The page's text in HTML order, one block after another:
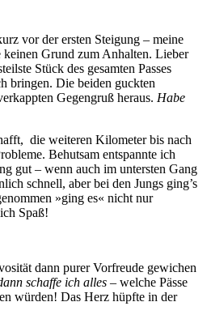
vor der ersten Steigung – meine
keinen Grund zum Anhalten. Lieber
Stück des gesamten Passes
bringen. Die beiden guckten
Gegengruß heraus. Habe
die weiteren Kilometer bis nach
Behutsam entspannte ich
gut – wenn auch im untersten Gang
schnell, aber bei den Jungs ging’s
»ging es« nicht nur
Spaß!
dann purer Vorfreude gewichen
schaffe ich alles – welche Pässe
würden! Das Herz hüpfte in der